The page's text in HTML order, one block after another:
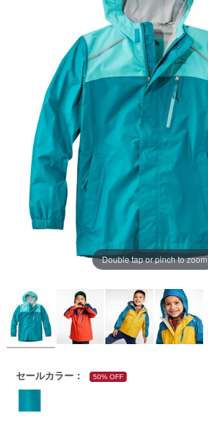
ー
ジ
の
リ
ン
ク。
Double tap or pinch to zoom
https://www.llbean.co.jp/kids/kids-
outer/wind-
rain/g/P122004.html
セールカラー： 50% OFF